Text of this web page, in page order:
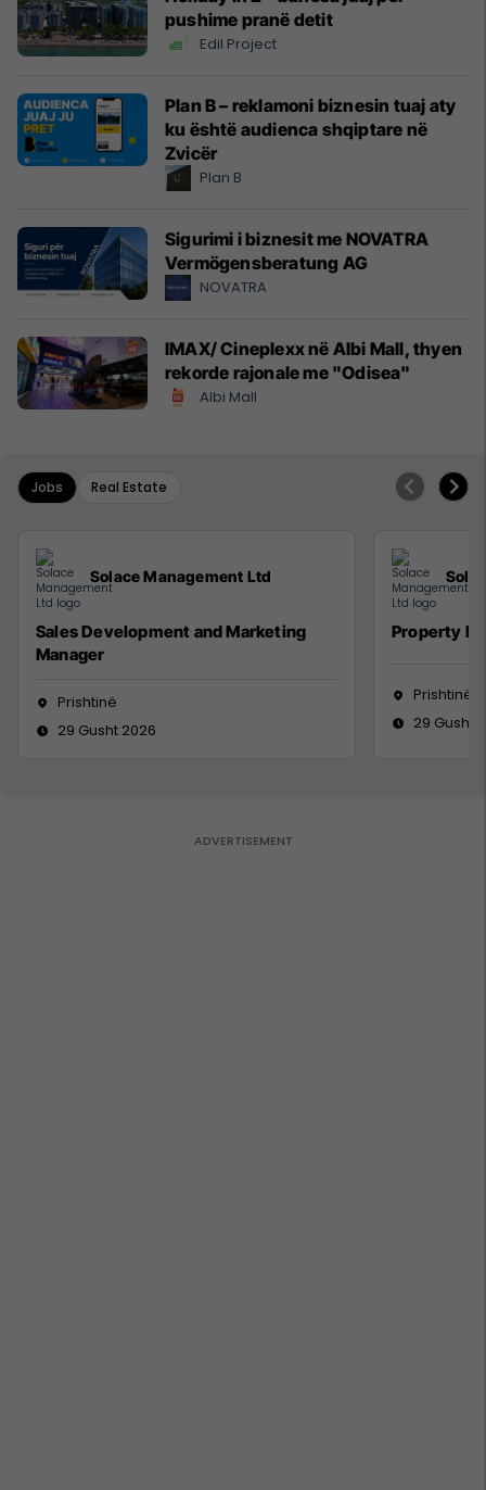
pushime pranë detit
Edil Project
Plan B – reklamoni biznesin tuaj aty
ku është audienca shqiptare në
Zvicër
Plan B
Sigurimi i biznesit me NOVATRA
Vermögensberatung AG
NOVATRA
IMAX/ Cineplexx në Albi Mall, thyen
rekorde rajonale me "Odisea"
Albi Mall
Jobs Real Estate
Solace Management Ltd
Sales Development and Marketing
Manager
Prishtinë
29 Gusht 2026
Property
Prishtinë
29 Gusht